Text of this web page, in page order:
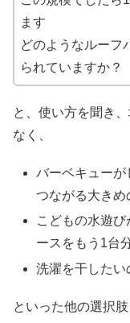
ます
どのようなルーフ
られていますか？
と、使い方を聞き
なく、
バーベキューが
つながる大きめ
こどもの水遊
ースをもう1台
洗濯を干したい
といった他の選択